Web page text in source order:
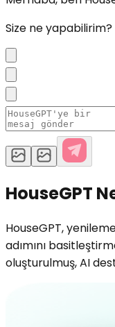
Size ne yapabilirim?
HouseGPT
HouseGPT,
adımını
oluşturulmuş, AI